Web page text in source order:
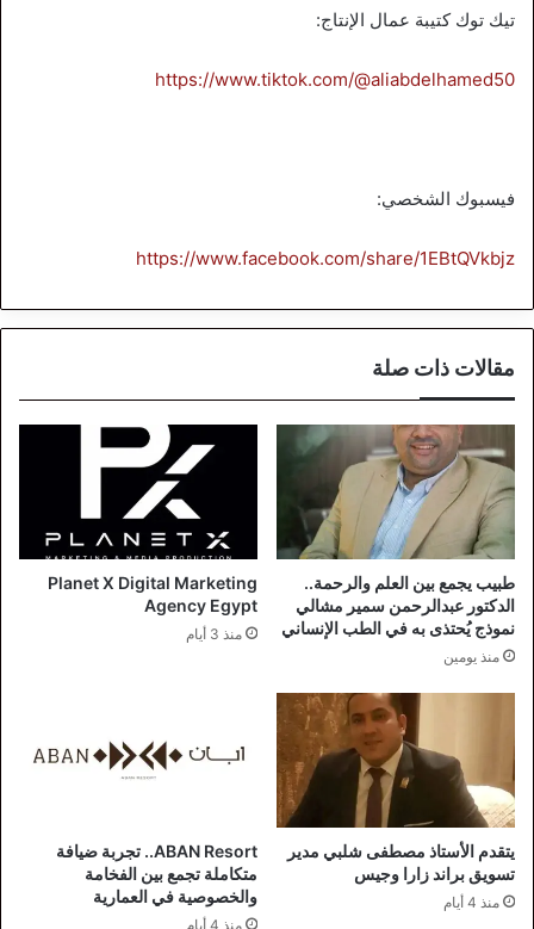
تيك توك كتيبة عمال الإنتاج:
https://www.tiktok.com/@aliabdelhamed50
فيسبوك الشخصي:
https://www.facebook.com/share/1EBtQVkbjz
مقالات ذات صلة
طبيب يجمع بين العلم والرحمة..
الدكتور عبدالرحمن سمير مشالي
نموذج يُحتذى به في الطب الإنساني
منذ يومين
Planet X Digital Marketing
Agency Egypt
منذ 3 أيام
يتقدم الأستاذ مصطفى شلبي مدير
تسويق براند زارا وجيس
منذ 4 أيام
ABAN Resort.. تجربة ضيافة
متكاملة تجمع بين الفخامة
والخصوصية في العمارية
منذ 4 أيام